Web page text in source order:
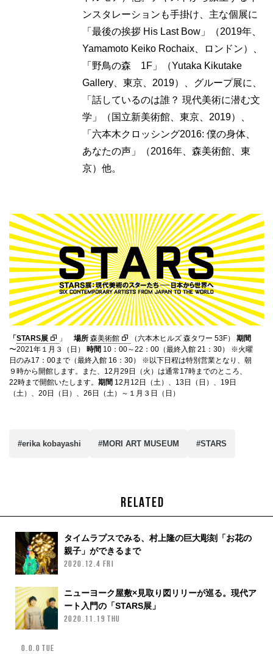
ンスタレーションも手掛け、主な個展に
「最後の挨拶 His Last Bow」（2019年、
Yamamoto Keiko Rochaix、ロンドン）、
「野鳥の森 1F」（Yutaka Kikutake
Gallery、東京、2019）、グループ展に、
「話しているのは誰？ 現代美術に潜む文
学」（国立新美術館、東京、2019）、
「六本木クロッシング2016: 僕の身体、
あなたの声」（2016年、森美術館、東
京）他。
「 STARS展 」 場所 森美術館 （六本木ヒルズ 森タワー 53F） 期間
〜2021年１月３（日） 時間 10：00～22：00（最終入館 21：30） ※火曜
日のみ17：00まで（最終入館 16：30） ※以下日程は特別営業となり、朝
９時から開館します。また、12月29日（火）は通常17時までのところ、
22時まで開館いたします。 期間 12月12日（土）、13日（日）、19日
（土）、20日（日）、26日（土）～１月３日（日）
#erika kobayashi #MORI ART MUSEUM #STARS
RELATED
タイムラプスでみる、村上隆の巨大彫刻「お花の
親子」ができるまで
2020.12.4 FRI
ニューヨーク屋敷×見取り図リリーが巡る。現代ア
ート入門の「STARS展」
2020.11.19 THU
0.0.0 TUE